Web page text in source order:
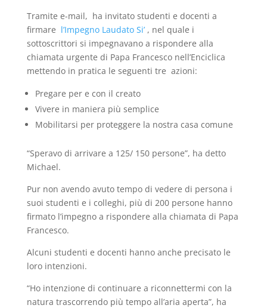
Tramite e-mail, ha invitato studenti e docenti a
firmare l’Impegno Laudato Si’ , nel quale i
sottoscrittori si impegnavano a rispondere alla
chiamata urgente di Papa Francesco nell’Enciclica
mettendo in pratica le seguenti tre azioni:
Pregare per e con il creato
Vivere in maniera più semplice
Mobilitarsi per proteggere la nostra casa comune
“Speravo di arrivare a 125/ 150 persone”, ha detto
Michael.
Pur non avendo avuto tempo di vedere di persona i
suoi studenti e i colleghi, più di 200 persone hanno
firmato l’impegno a rispondere alla chiamata di Papa
Francesco.
Alcuni studenti e docenti hanno anche precisato le
loro intenzioni.
“Ho intenzione di continuare a riconnettermi con la
natura trascorrendo più tempo all’aria aperta”, ha